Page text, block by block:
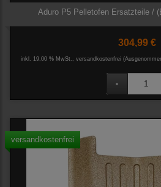
Aduro P5 Pelletofen Ersatzteile /
304,99 €
inkl. 19,00 % MwSt., versandkostenfrei
versandkostenfrei